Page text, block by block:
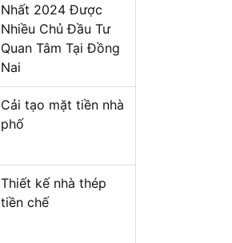
Nhất 2024 Được
Nhiều Chủ Đầu Tư
Quan Tâm Tại Đồng
Nai
Cải tạo mặt tiền nhà
phố
Thiết kế nhà thép
tiền chế